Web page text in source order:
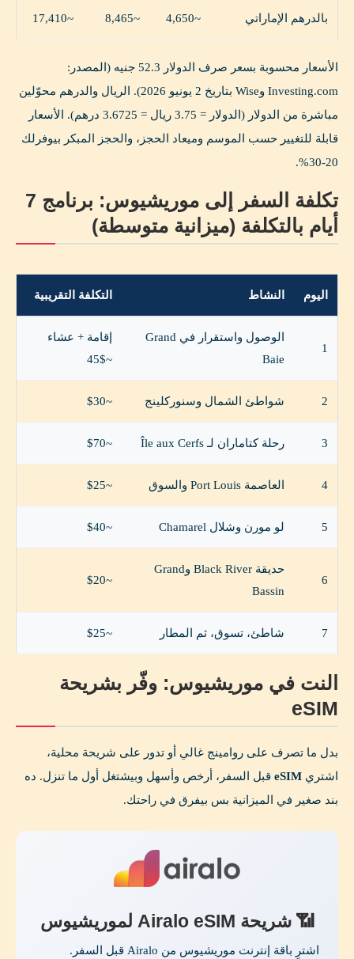
بالدرهم الإماراتي ~4,650
~8,465
~17,410
الأسعار محسوبة بسعر صرف الدولار 52.3 جنيه (المصدر:
Investing.com وWise بتاريخ 2 يونيو 2026). الريال والدرهم محوّلين
مباشرة من الدولار (الدولار = 3.75 ريال = 3.6725 درهم). الأسعار
قابلة للتغيير حسب الموسم وميعاد الحجز، والحجز المبكر بيوفرلك
20-30%.
تكلفة السفر إلى موريشيوس: برنامج 7
أيام بالتكلفة (ميزانية متوسطة)
اليوم النشاط التكلفة التقريبية
1
الوصول واستقرار في Grand
Baie
إقامة + عشاء
~$45
2 شواطئ الشمال وسنوركلينج ~$30
3 رحلة كتاماران لـ Île aux Cerfs ~$70
4 العاصمة Port Louis والسوق ~$25
5 لو مورن وشلال Chamarel ~$40
6
حديقة Black River وGrand
Bassin
~$20
7 شاطئ، تسوق، ثم المطار ~$25
النت في موريشيوس: وفّر بشريحة
eSIM
بدل ما تصرف على روامينج غالي أو تدور على شريحة محلية،
اشتري eSIM قبل السفر، أرخص وأسهل وبيشتغل أول ما تنزل. ده
بند صغير في الميزانية بس بيفرق في راحتك.
📶 شريحة Airalo eSIM لموريشيوس
اشترِ باقة إنترنت موريشيوس من Airalo قبل السفر.